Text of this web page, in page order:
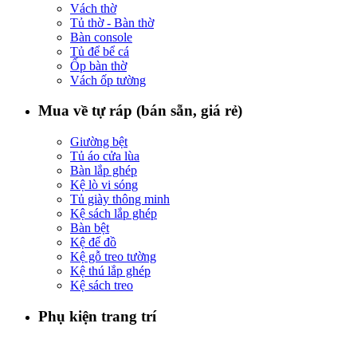
Vách thờ
Tủ thờ - Bàn thờ
Bàn console
Tủ để bể cá
Ốp bàn thờ
Vách ốp tường
Mua về tự ráp (bán sẵn, giá rẻ)
Giường bệt
Tủ áo cửa lùa
Bàn lắp ghép
Kệ lò vi sóng
Tủ giày thông minh
Kệ sách lắp ghép
Bàn bệt
Kệ để đồ
Kệ gỗ treo tường
Kệ thú lắp ghép
Kệ sách treo
Phụ kiện trang trí